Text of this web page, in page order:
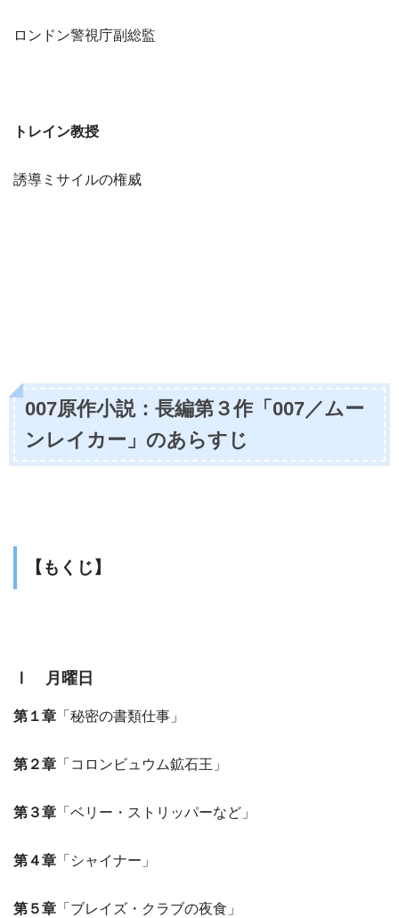
ロンドン警視庁副総監
トレイン教授
誘導ミサイルの権威
007原作小説：長編第３作「007／ムー
ンレイカー」のあらすじ
【もくじ】
Ⅰ 月曜日
第１章 「秘密の書類仕事」
第２章 「コロンビュウム鉱石王」
第３章 「ベリー・ストリッパーなど」
第４章 「シャイナー」
第５章 「ブレイズ・クラブの夜食」